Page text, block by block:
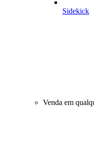
Sidekick
Venda em